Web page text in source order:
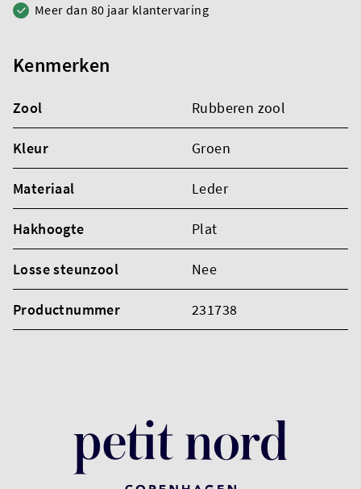
Meer dan 80 jaar klantervaring
Kenmerken
Zool Rubberen zool
Kleur Groen
Materiaal Leder
Hakhoogte Plat
Losse steunzool Nee
Productnummer 231738